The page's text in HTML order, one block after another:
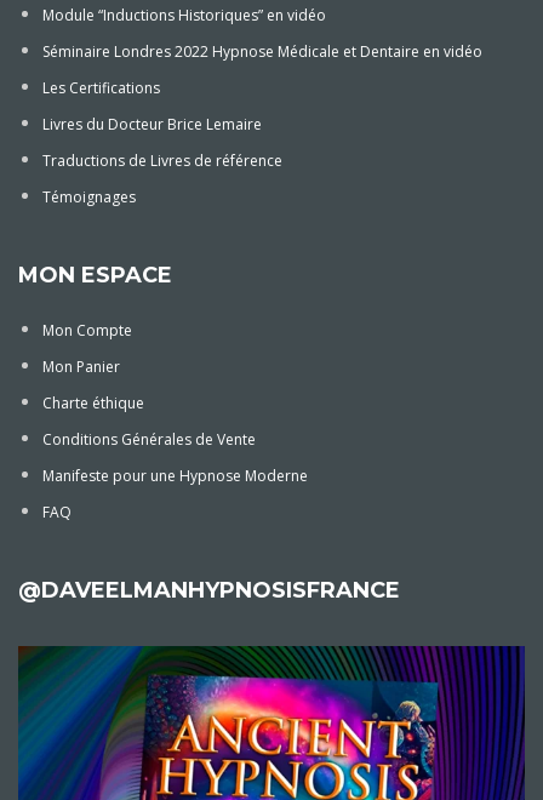
Module “Inductions Historiques” en vidéo
Séminaire Londres 2022 Hypnose Médicale et Dentaire en vidéo
Les Certifications
Livres du Docteur Brice Lemaire
Traductions de Livres de référence
Témoignages
MON ESPACE
Mon Compte
Mon Panier
Charte éthique
Conditions Générales de Vente
Manifeste pour une Hypnose Moderne
FAQ
@DAVEELMANHYPNOSISFRANCE